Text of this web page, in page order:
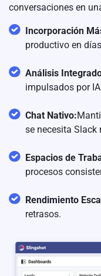
conversaciones en
Incorporación
productivo en
Análisis
impulsados por
Chat Nativo:
se necesita Slack
Espacios de
procesos
Rendimiento
retrasos.